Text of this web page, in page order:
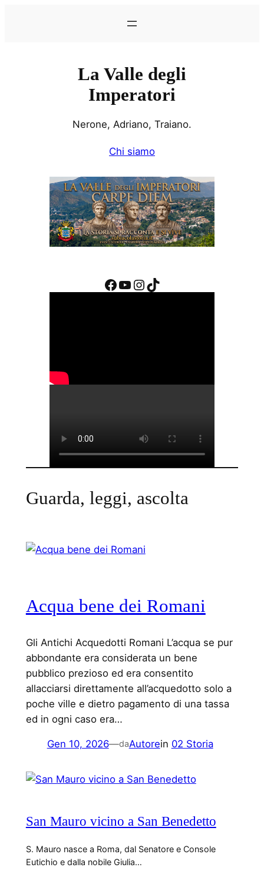
La Valle degli
Imperatori
Nerone, Adriano, Traiano.
Chi siamo
Facebook
YouTube
Instagram
TikTok
Guarda, leggi, ascolta
Acqua bene dei Romani
Gli Antichi Acquedotti Romani L’acqua se pur
abbondante era considerata un bene
pubblico prezioso ed era consentito
allacciarsi direttamente all’acquedotto solo a
poche ville e dietro pagamento di una tassa
ed in ogni caso era…
Gen 10, 2026—daAutorein 02 Storia
San Mauro vicino a San Benedetto
S. Mauro nasce a Roma, dal Senatore e Console
Eutichio e dalla nobile Giulia…